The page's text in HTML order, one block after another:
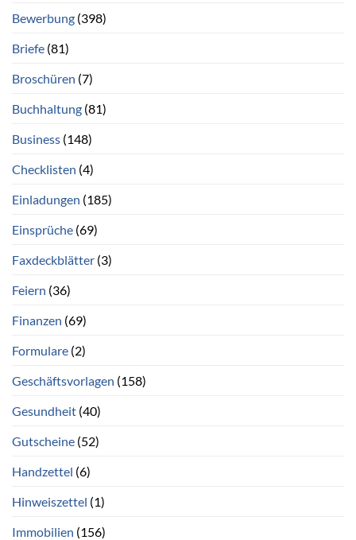
Bewerbung (398)
Briefe (81)
Broschüren (7)
Buchhaltung (81)
Business (148)
Checklisten (4)
Einladungen (185)
Einsprüche (69)
Faxdeckblätter (3)
Feiern (36)
Finanzen (69)
Formulare (2)
Geschäftsvorlagen (158)
Gesundheit (40)
Gutscheine (52)
Handzettel (6)
Hinweiszettel (1)
Immobilien (156)